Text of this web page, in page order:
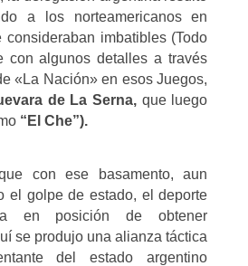
a los norteamericanos en
imbatibles (Todo
con algunos detalles a través
«La Nación» en esos Juegos,
de La Serna, que luego
“El Che”).
con ese basamento, aun
el golpe de estado, el deporte
en posición de obtener
se produjo una alianza táctica
del estado argentino